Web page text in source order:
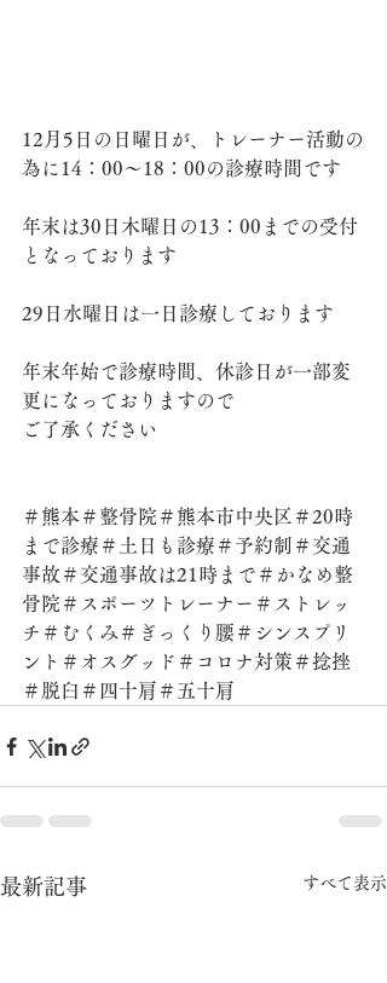
12月5日の日曜日が、トレーナー活動の
為に14：00～18：00の診療時間です
年末は30日木曜日の13：00までの受付
となっております
29日水曜日は一日診療しております
年末年始で診療時間、休診日が一部変
更になっておりますので
ご了承ください
＃熊本＃整骨院＃熊本市中央区＃20時
まで診療＃土日も診療＃予約制＃交通
事故＃交通事故は21時まで＃かなめ整
骨院＃スポーツトレーナー＃ストレッ
チ＃むくみ＃ぎっくり腰＃シンスプリ
ント＃オスグッド＃コロナ対策＃捻挫
＃脱臼＃四十肩＃五十肩
最新記事 すべて表示